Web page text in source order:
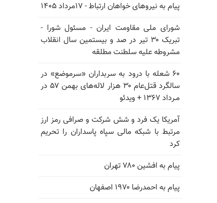
پیام به نیروهای خواهان ارتباط - ۱۷مرداد ۱۴۰۵
شورای ملی مقاومت ایران - مسئول شورا -
تبریک ۳۰ تیر در صد و بیستمین سال انقلاب
مشروطه علیه سلطنت مطلقه
۶۰ شعله با درود به سربداران «سرموضع» در
سالگرد قتل‌عام ۳۰ هزار لاله‌های بهمن ۵۷ در
مـرداد ۱۳۶۷ + ویدئو
آمریکا یک فرد و شش شرکت و صرافی رمز ارز
مرتبط با شبکه مالی سپاه پاسداران را تحریم
کرد
پیام به افشین ۷۸۰ تهران
پیام به احمدرضا ۱۹۷۰ اصفهان